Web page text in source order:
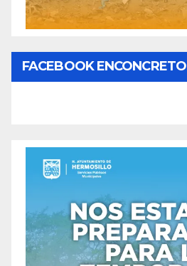
FACEBOOK ENCONCRETO